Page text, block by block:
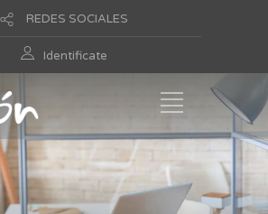
REDES SOCIALES
Identificate